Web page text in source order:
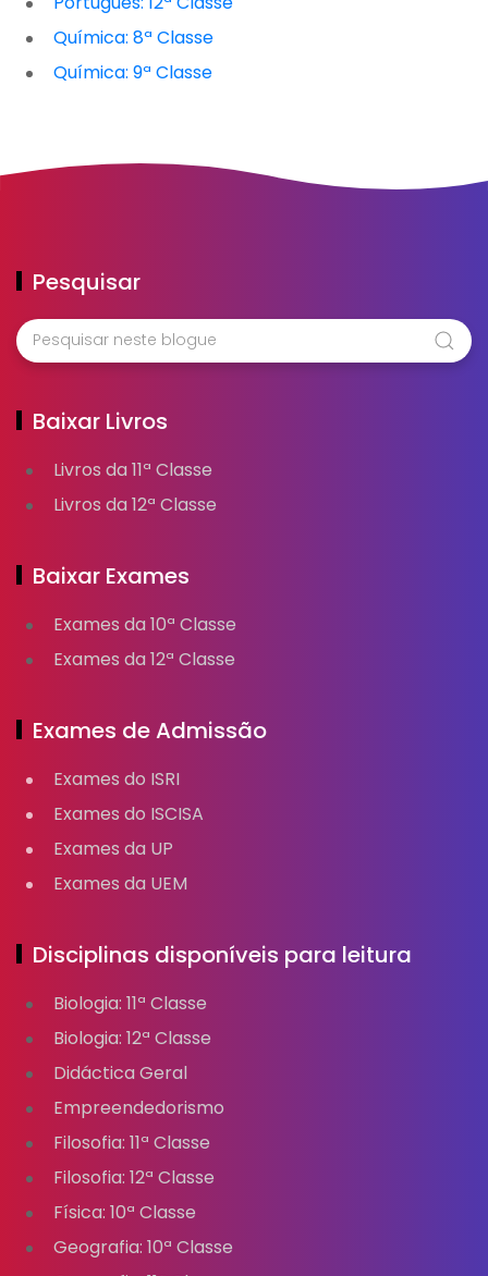
Química: 8ª Classe
Química: 9ª Classe
Pesquisar
Baixar Livros
Livros da 11ª Classe
Livros da 12ª Classe
Baixar Exames
Exames da 10ª Classe
Exames da 12ª Classe
Exames de Admissão
Exames do ISRI
Exames do ISCISA
Exames da UP
Exames da UEM
Disciplinas disponíveis para leitura
Biologia: 11ª Classe
Biologia: 12ª Classe
Didáctica Geral
Empreendedorismo
Filosofia: 11ª Classe
Filosofia: 12ª Classe
Física: 10ª Classe
Geografia: 10ª Classe